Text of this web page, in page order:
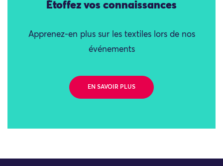
Étoffez vos connaissances
Apprenez-en plus sur les textiles lors de nos
événements
EN SAVOIR PLUS